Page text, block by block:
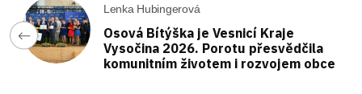
Lenka Hubingerová
Osová Bítýška je Vesnicí Kraje
Vysočina 2026. Porotu přesvědčila
komunitním životem i rozvojem obce